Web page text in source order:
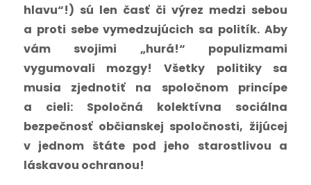
hlavu“!) sú len časť či výrez medzi sebou
a proti sebe vymedzujúcich sa politík. Aby
vám svojimi „hurá!“ populizmami
vygumovali mozgy! Všetky politiky sa
musia zjednotiť na spoločnom princípe
a cieli: Spoločná kolektívna sociálna
bezpečnosť občianskej spoločnosti, žijúcej
v jednom štáte pod jeho starostlivou a
láskavou ochranou!